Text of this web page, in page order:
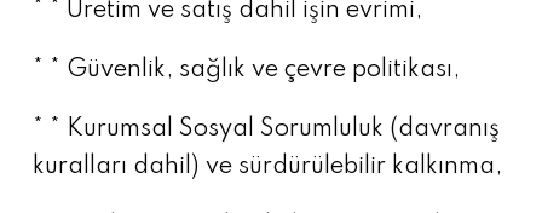
* * Üretim ve satış dahil işin evrimi,
* * Güvenlik, sağlık ve çevre politikası,
* * Kurumsal Sosyal Sorumluluk (davranış
kuralları dahil) ve sürdürülebilir kalkınma,